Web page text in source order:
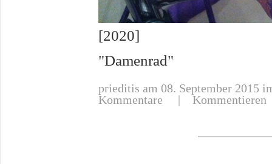
[2020]
"Damenrad"
prieditis am 08. September 2015
Kommentare | Kommentieren